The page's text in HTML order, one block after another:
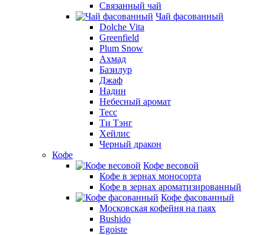
Связанный чай
Чай фасованный
Dolche Vita
Greenfield
Plum Snow
Ахмад
Базилур
Джаф
Надин
Небесный аромат
Тесс
Ти Тэнг
Хейлис
Черный дракон
Кофе
Кофе весовой
Кофе в зернах моносорта
Кофе в зернах ароматизированный
Кофе фасованный
Московская кофейня на паях
Bushido
Egoiste